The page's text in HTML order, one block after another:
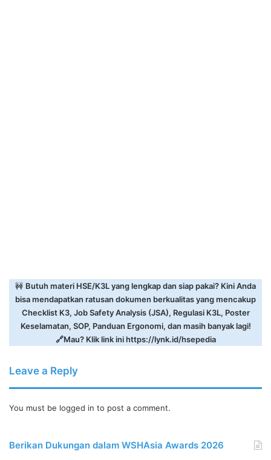
🚧 Butuh materi HSE/K3L yang lengkap dan siap pakai? Kini Anda
bisa mendapatkan ratusan dokumen berkualitas yang mencakup
Checklist K3, Job Safety Analysis (JSA), Regulasi K3L, Poster
Keselamatan, SOP, Panduan Ergonomi, dan masih banyak lagi!
🔗Mau? Klik link inihttps://lynk.id/hsepedia
Leave a Reply
You must be logged in to post a comment.
Berikan Dukungan dalam WSHAsia Awards 2026